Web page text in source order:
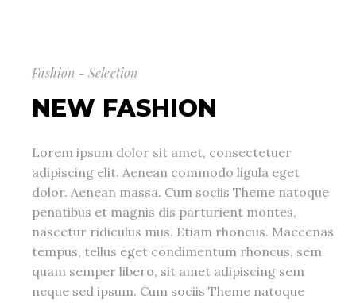
Fashion - Selection
NEW FASHION
Lorem ipsum dolor sit amet, consectetuer
adipiscing elit. Aenean commodo ligula eget
dolor. Aenean massa. Cum sociis Theme natoque
penatibus et magnis dis parturient montes,
nascetur ridiculus mus. Etiam rhoncus. Maecenas
tempus, tellus eget condimentum rhoncus, sem
quam semper libero, sit amet adipiscing sem
neque sed ipsum. Cum sociis Theme natoque